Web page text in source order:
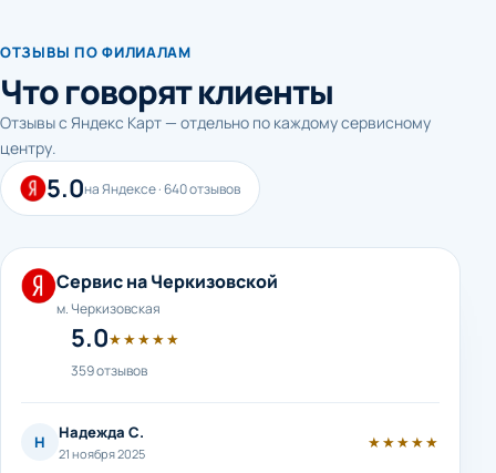
ОТЗЫВЫ ПО ФИЛИАЛАМ
Что говорят клиенты
Отзывы с Яндекс Карт — отдельно по каждому сервисному
центру.
5.0на Яндексе · 640 отзывов
Сервис на Черкизовской
м. Черкизовская
5.0★★★★★
359 отзывов
Н Надежда С.
21 ноября 2025
★★★★★